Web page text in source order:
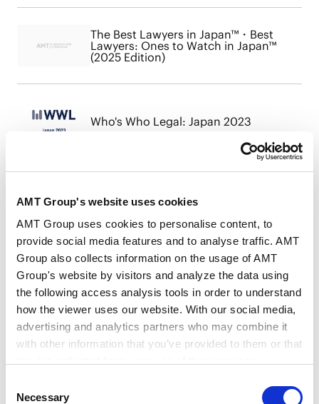
AMT Group's website uses cookies
AMT Group uses cookies to personalise content, to
provide social media features and to analyse traffic. AMT
Group also collects information on the usage of AMT
Group's website by visitors and analyze the data using
the following access analysis tools in order to understand
how the viewer uses our website. With our social media,
advertising and analytics partners who may combine it
with other information that you’ve provided to them or that
Google Analytics, Google Search Console
Selection
Necessary
The Best Lawyers in Japan™・Best
Lawyers: Ones to Watch in Japan™
(2025 Edition)
Who's Who Legal: Japan 2023
VIEW ALL
RELATED INSIGHTS
法务视野
时事通讯